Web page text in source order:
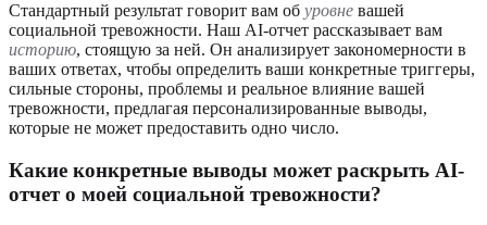
Стандартный результат говорит вам об уровне вашей
социальной тревожности. Наш AI-отчет рассказывает вам
историю, стоящую за ней. Он анализирует закономерности в
ваших ответах, чтобы определить ваши конкретные триггеры,
сильные стороны, проблемы и реальное влияние вашей
тревожности, предлагая персонализированные выводы,
которые не может предоставить одно число.
Какие конкретные выводы может раскрыть AI-
отчет о моей социальной тревожности?